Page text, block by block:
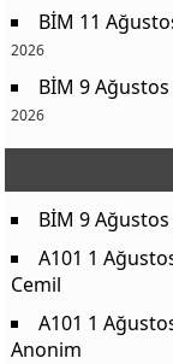
BİM 11
2026
BİM 9
2026
BİM 9
A101 1
Cemil
A101 1
Anonim